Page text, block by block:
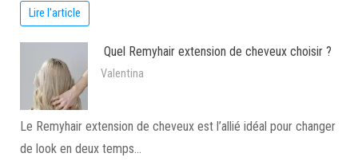
Lire l'article
Quel Remyhair extension de cheveux choisir ?
Valentina
Le Remyhair extension de cheveux est l’allié idéal pour changer
de look en deux temps…